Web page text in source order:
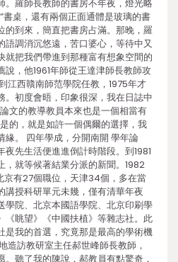
。羅師長教師的書房不年夜，燈光略
書桌，還有兩個正面通體是玻璃的書
的到來，簡直把書房占滿。那晚，羅
語調消沉悠遠，苦口婆心，等待中又
就把我們帶進到那種富有想象空間的
，他1961年師從王達津師長教師攻
江西贛南師范學院任教，1975年才
。初度會晤，印象很深，我在日誌中
文的教導教員本來也是一個相當有
的，就是如許一個偶爾的選擇，我
緣。 四年學成，分開南開 學年論
先生活便進進倒計時階段。到1981
，就等候著結業分派的新聞。1982
京有27個職位，天津34個，多在當
講授科研單元未幾，僅有清華年夜
學院、北京本國語學院、北京印刷學
《眺望》《中國扶植》等雜志社。此
是我的首選，究竟那是最高的學術機
造訪教研室主任郝世峰師長教師，
聽了我的陳說，郝教員有點驚奇，